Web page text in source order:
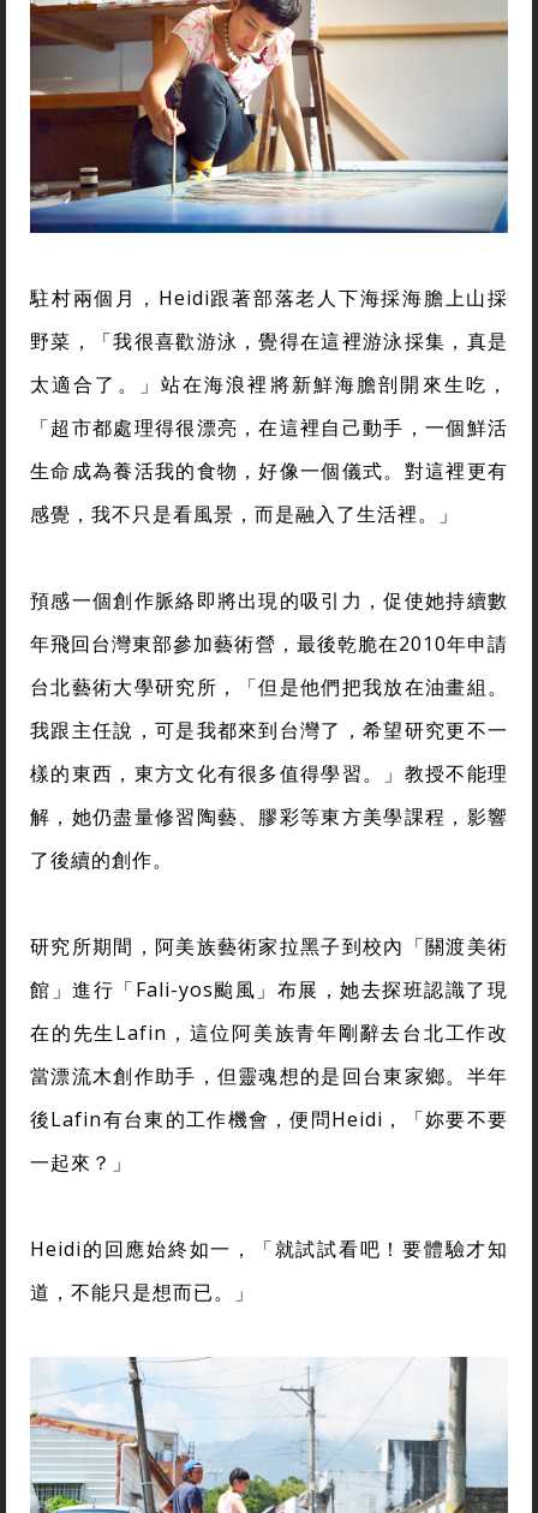
駐村兩個月，Heidi跟著部落老人下海採海膽上山採
野菜，「我很喜歡游泳，覺得在這裡游泳採集，真是
太適合了。」站在海浪裡將新鮮海膽剖開來生吃，
「超市都處理得很漂亮，在這裡自己動手，一個鮮活
生命成為養活我的食物，好像一個儀式。對這裡更有
感覺，我不只是看風景，而是融入了生活裡。」
預感一個創作脈絡即將出現的吸引力，促使她持續數
年飛回台灣東部參加藝術營，最後乾脆在2010年申請
台北藝術大學研究所，「但是他們把我放在油畫組。
我跟主任說，可是我都來到台灣了，希望研究更不一
樣的東西，東方文化有很多值得學習。」教授不能理
解，她仍盡量修習陶藝、膠彩等東方美學課程，影響
了後續的創作。
研究所期間，阿美族藝術家拉黑子到校內「關渡美術
館」進行「Fali-yos颱風」布展，她去探班認識了現
在的先生Lafin，這位阿美族青年剛辭去台北工作改
當漂流木創作助手，但靈魂想的是回台東家鄉。半年
後Lafin有台東的工作機會，便問Heidi，「妳要不要
一起來？」
Heidi的回應始終如一，「就試試看吧！要體驗才知
道，不能只是想而已。」